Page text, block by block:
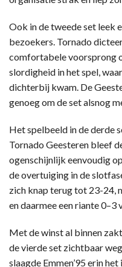
Ook in de tweede set leek
bezoekers. Tornado
comfortabele voorsprong
slordigheid in het spel,
dichterbij kwam. De
genoeg om de set alsnog
Het spelbeeld in de derde
Tornado Geesteren bleef
ogenschijnlijk eenvoudig
de overtuiging in de
zich knap terug tot 23-24,
en daarmee een riante 0–3
Met de winst al binnen
de vierde set zichtbaar
slaagde Emmen’95 erin